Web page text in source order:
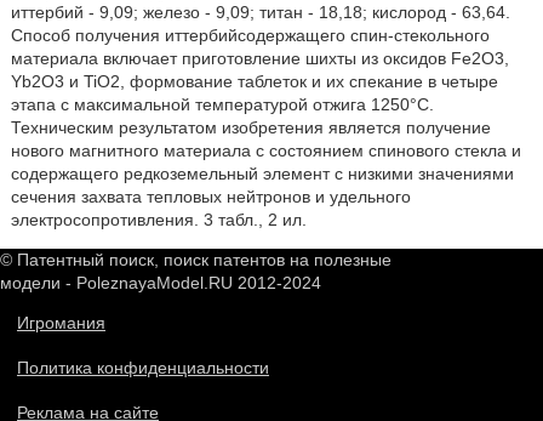
иттербий - 9,09; железо - 9,09; титан - 18,18; кислород - 63,64.
Способ получения иттербийсодержащего спин-стекольного
материала включает приготовление шихты из оксидов Fe2O3,
Yb2O3 и TiO2, формование таблеток и их спекание в четыре
этапа с максимальной температурой отжига 1250°С.
Техническим результатом изобретения является получение
нового магнитного материала с состоянием спинового стекла и
содержащего редкоземельный элемент с низкими значениями
сечения захвата тепловых нейтронов и удельного
электросопротивления. 3 табл., 2 ил.
© Патентный поиск, поиск патентов на полезные
модели - PoleznayaModel.RU 2012-2024
Игромания
Политика конфиденциальности
Реклама на сайте